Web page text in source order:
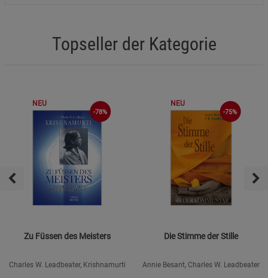
Topseller der Kategorie
NEU
-78%
Zu Füssen des Meisters
Charles W. Leadbeater, Krishnamurti
NEU
-75%
Die Stimme der Stille
Annie Besant, Charles W. Leadbeater